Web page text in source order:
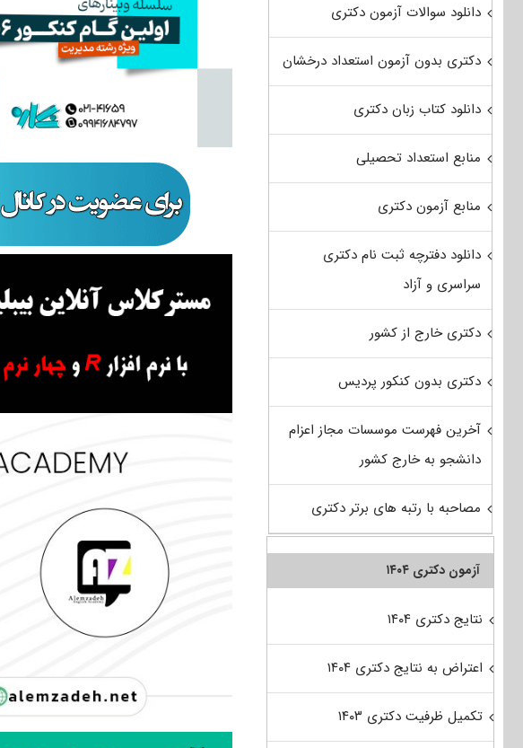
دانلود سوالات آزمون دکتری
دکتری بدون آزمون استعداد درخشان
دانلود کتاب زبان دکتری
منابع استعداد تحصیلی
منابع آزمون دکتری
دانلود دفترچه ثبت نام دکتری
سراسری و آزاد
دکتری خارج از کشور
دکتری بدون کنکور پردیس
آخرین فهرست موسسات مجاز اعزام
دانشجو به خارج کشور
مصاحبه با رتبه های برتر دکتری
آزمون دکتری ۱۴۰۴
نتایج دکتری ۱۴۰۴
اعتراض به نتایج دکتری ۱۴۰۴
تکمیل ظرفیت دکتری ۱۴۰۳